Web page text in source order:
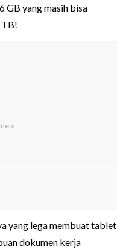
GB yang masih bisa
TB!
yang lega membuat tablet
dokumen kerja